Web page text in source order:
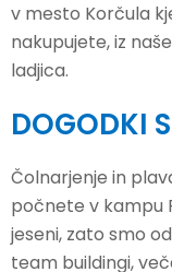
v mesto Korčula
nakupujete, iz
ladjica.
DOGODKI
Čolnarjenje in
počnete v kampu
jeseni, zato smo
team buildingi,